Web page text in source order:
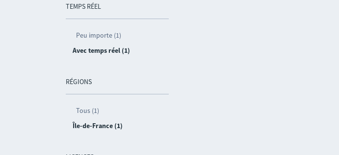
TEMPS RÉEL
Peu importe (1)
Avec temps réel (1)
RÉGIONS
Tous (1)
Île-de-France (1)